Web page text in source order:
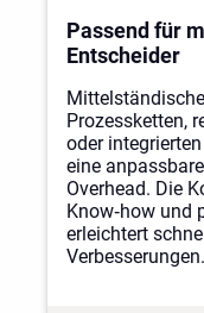
Passend für
Entscheider
Prozessketten,
oder
eine
Overhead. Die
Know‑how und
erleichtert
Verbesserungen.